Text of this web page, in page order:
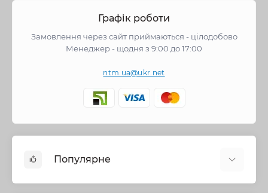
Графік роботи
Замовлення через сайт приймаються - цілодобово
Менеджер - щодня з 9:00 до 17:00
ntm.ua@ukr.net
Популярне